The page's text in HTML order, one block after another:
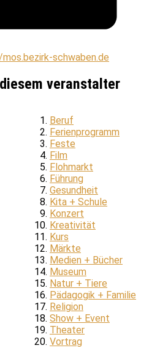
schwaben.de
veranstalter
Beruf
Ferienprogramm
Feste
Film
Flohmarkt
Führung
Gesundheit
Kita + Schule
Konzert
Kreativität
Kurs
Märkte
Medien + Bücher
Museum
Natur + Tiere
Pädagogik + Familie
Religion
Show + Event
Theater
Vortrag